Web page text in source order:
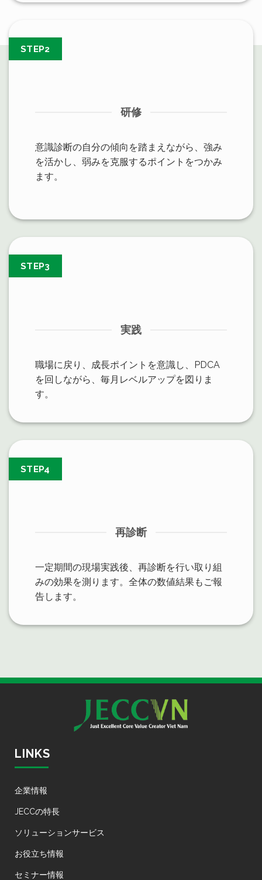
STEP2
研修
意識診断の自分の傾向を踏まえながら、強み
を活かし、弱みを克服するポイントをつかみ
ます。
STEP3
実践
職場に戻り、成長ポイントを意識し、PDCA
を回しながら、毎月レベルアップを図りま
す。
STEP4
再診断
一定期間の現場実践後、再診断を行い取り組
みの効果を測ります。全体の数値結果もご報
告します。
LINKS
企業情報
JECCの特長
ソリューションサービス
お役立ち情報
セミナー情報